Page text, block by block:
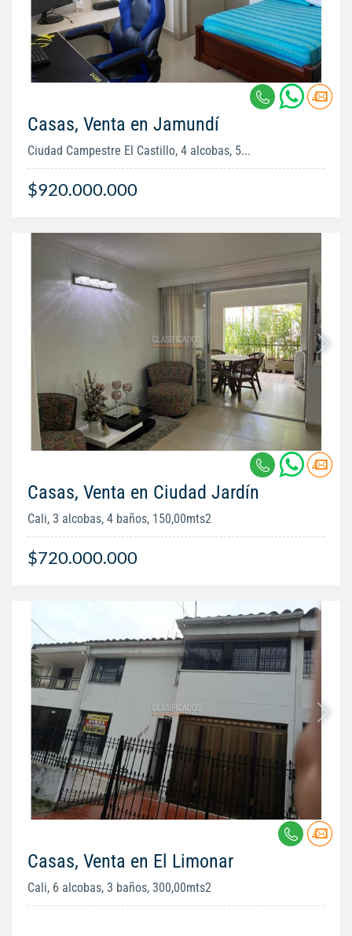
Casas, Venta en Jamundí
Ciudad Campestre El Castillo, 4 alcobas, 5...
$920.000.000
Casas, Venta en Ciudad Jardín
Cali, 3 alcobas, 4 baños, 150,00mts2
$720.000.000
Casas, Venta en El Limonar
Cali, 6 alcobas, 3 baños, 300,00mts2